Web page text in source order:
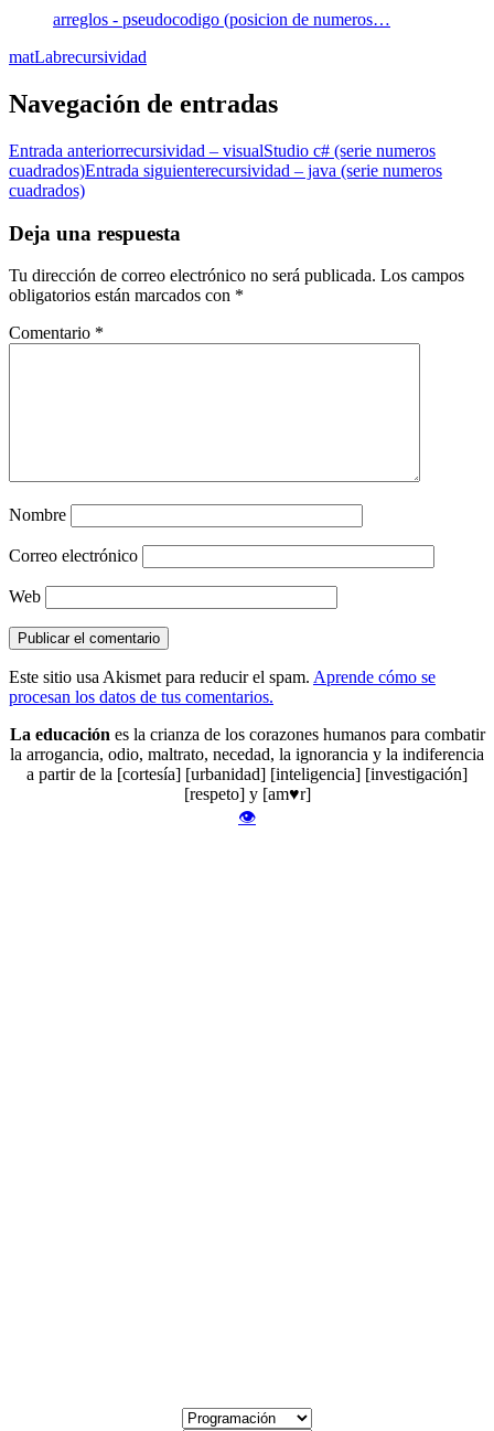
arreglos - pseudocodigo (posicion de numeros…
matLabrecursividad
Navegación de entradas
Entrada anteriorrecursividad – visualStudio c# (serie numeros
cuadrados)Entrada siguienterecursividad – java (serie numeros
cuadrados)
Deja una respuesta
Tu dirección de correo electrónico no será publicada. Los campos
obligatorios están marcados con *
Comentario *
Nombre
Correo electrónico
Web
Este sitio usa Akismet para reducir el spam. Aprende cómo se
procesan los datos de tus comentarios.
La educaciónes la crianza de los corazones humanos para combatir
la arrogancia, odio, maltrato, necedad, la ignorancia y la indiferencia
a partir de la [cortesía] [urbanidad] [inteligencia] [investigación]
[respeto] y [am♥r]
👁